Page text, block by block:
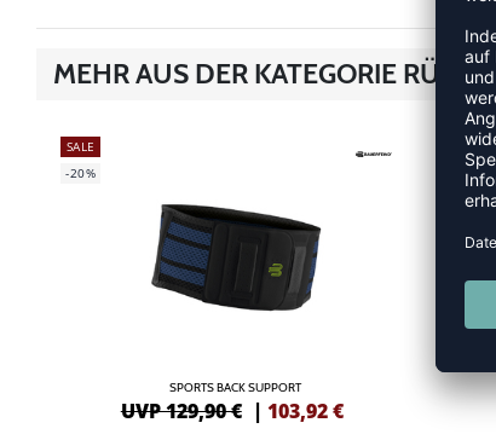
MEHR AUS DER KATEGORIE
SALE
-20%
SPORTS BACK SUPPORT
UVP 129,90 € | 103,92€
-15%